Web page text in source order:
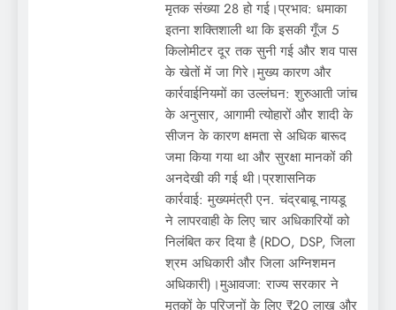
मृतक संख्या 28 हो गई।प्रभाव: धमाका
इतना शक्तिशाली था कि इसकी गूँज 5
किलोमीटर दूर तक सुनी गई और शव पास
के खेतों में जा गिरे।मुख्य कारण और
कार्रवाईनियमों का उल्लंघन: शुरुआती जांच
के अनुसार, आगामी त्योहारों और शादी के
सीजन के कारण क्षमता से अधिक बारूद
जमा किया गया था और सुरक्षा मानकों की
अनदेखी की गई थी।प्रशासनिक
कार्रवाई: मुख्यमंत्री एन. चंद्रबाबू नायडू
ने लापरवाही के लिए चार अधिकारियों को
निलंबित कर दिया है (RDO, DSP, जिला
श्रम अधिकारी और जिला अग्निशमन
अधिकारी)।मुआवजा: राज्य सरकार ने
मृतकों के परिजनों के लिए ₹20 लाख और